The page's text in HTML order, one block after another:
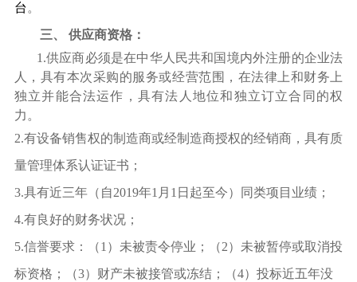
台 。
三、 供应商资格：
1.供应商必须是在中华人民共和国境内外注册的企业法
人，具有本次采购的服务或经营范围，在法律上和财务上
独立并能合法运作，具有法人地位和独立订立合同的权
力。
2.有设备销售权的制造商或经制造商授权的经销商，具有质
量管理体系认证证书；
3.具有近三年（自2019年1 月 1 日起至今）同类项目业绩；
4.有良好的财务状况；
5.信誉要求：（1 ）未被责令停业；（2）未被暂停或取消投
标资格；（3）财产未被接管或冻结；（4）投标近五年没